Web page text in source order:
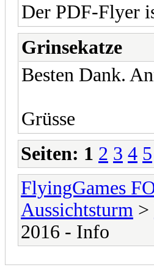
Der PDF-Flyer
Grinsekatze
Besten Dank.
Grüsse
Seiten: 1 2 3 4 5
FlyingGames
Aussichtsturm >
2016 - Info